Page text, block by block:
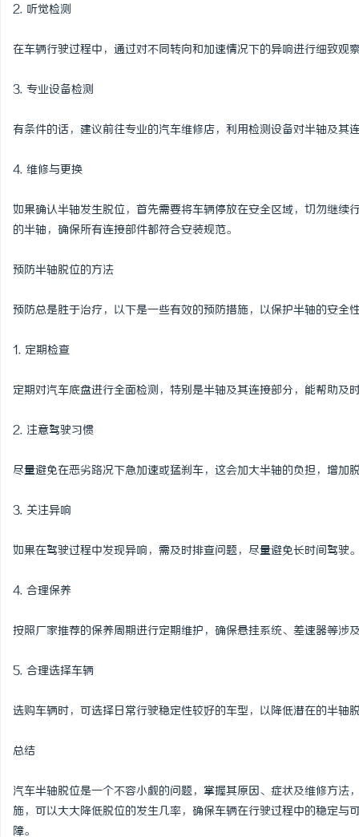
2. 听觉检测
在车辆行驶过程中，通过对不同转向和加速情况下的异响进行细致观
3. 专业设备检测
有条件的话，建议前往专业的汽车维修店，利用检测设备对半轴及其
4. 维修与更换
如果确认半轴发生脱位，首先需要将车辆停放在安全区域，切勿继
的半轴，确保所有连接部件都符合安装规范。
预防半轴脱位的方法
预防总是胜于治疗，以下是一些有效的预防措施，以保护半轴的安全
1. 定期检查
定期对汽车底盘进行全面检测，特别是半轴及其连接部分，能帮助及
2. 注意驾驶习惯
尽量避免在恶劣路况下急加速或猛刹车，这会加大半轴的负担，增加
3. 关注异响
如果在驾驶过程中发现异响，需及时排查问题，尽量避免长时间驾驶
4. 合理保养
按照厂家推荐的保养周期进行定期维护，确保悬挂系统、差速器等涉
5. 合理选择车辆
选购车辆时，可选择日常行驶稳定性较好的车型，以降低潜在的半轴
总结
汽车半轴脱位是一个不容小觑的问题，掌握其原因、症状及维修方
施，可以大大降低脱位的发生几率，确保车辆在行驶过程中的稳定
障。